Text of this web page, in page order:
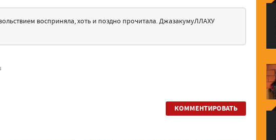
восприняла, хоть и поздно прочитала. ДжазакумуЛЛАХУ
КОММЕНТИРОВАТЬ